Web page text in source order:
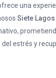
una
Siete Lagos
estrés y